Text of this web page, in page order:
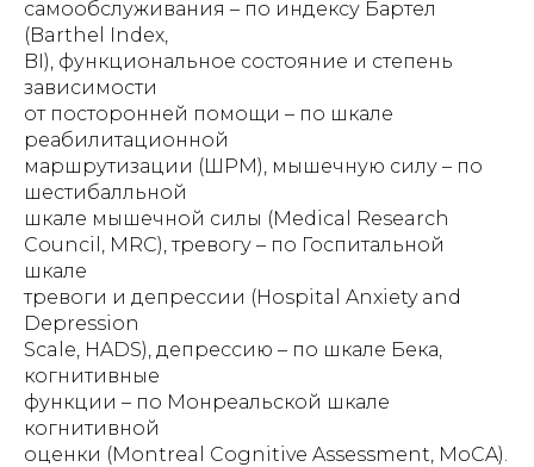
самообслуживания – по индексу Бартел
(Barthel Index,
BI), функциональное состояние и степень
зависимости
от посторонней помощи – по шкале
реабилитационной
маршрутизации (ШРМ), мышечную силу – по
шестибалльной
шкале мышечной силы (Medical Research
Council, MRC), тревогу – по Госпитальной
шкале
тревоги и депрессии (Hospital Anxiety and
Depression
Scale, HADS), депрессию – по шкале Бека,
когнитивные
функции – по Монреальской шкале
когнитивной
оценки (Montreal Cognitive Assessment, MoCA).